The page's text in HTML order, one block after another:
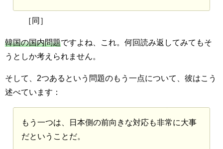
［同］
韓国の国内問題ですよね、これ。何回読み返してみてもそ
うとしか考えられません。
そして、2つあるという問題のもう一点について、彼はこう
述べています：
もう一つは、日本側の前向きな対応も非常に大事
だということだ。